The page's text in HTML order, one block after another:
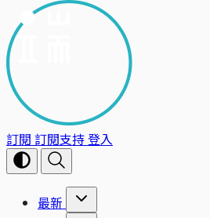
訂閱 訂閱支持登入
最新